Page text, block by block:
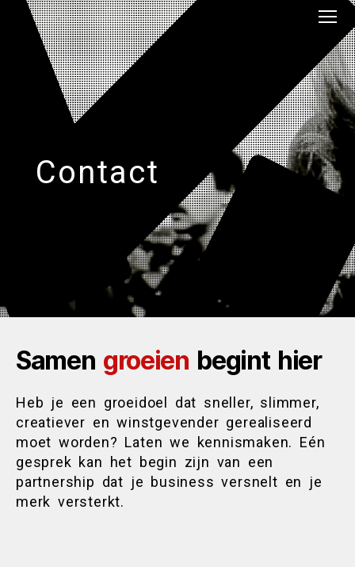
Contact
Samen groeien begint hier
Heb je een groeidoel dat sneller, slimmer,
creatiever en winstgevender gerealiseerd
moet worden? Laten we kennismaken. Eén
gesprek kan het begin zijn van een
partnership dat je business versnelt en je
merk versterkt.